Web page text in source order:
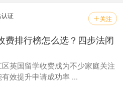
 关注
认证
费排行榜怎么选？四步法闭
英国留学收费成为不少家庭关注
效提升申请成功率 ...